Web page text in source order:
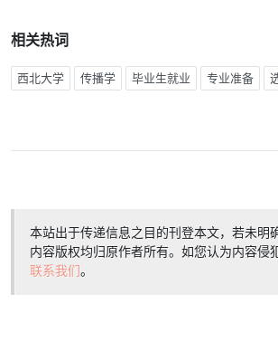
相关热词
西北大学 传播学 毕业生就业 专业准备
本站出于传递信息之目的刊登本文，若未明
内容版权均归原作者所有。如您认为内容侵
联系我们。